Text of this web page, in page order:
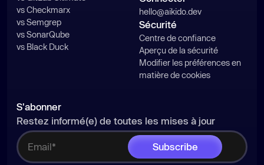
vs Checkmarx
vs Semgrep
vs SonarQube
vs Black Duck
hello@aikido.dev
Sécurité
Centre de confiance
Aperçu de la sécurité
Modifier les préférences en
matière de cookies
S'abonner
Restez informé(e) de toutes les mises à jour